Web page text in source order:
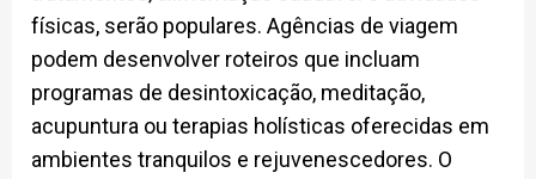
físicas, serão populares. Agências de viagem
podem desenvolver roteiros que incluam
programas de desintoxicação, meditação,
acupuntura ou terapias holísticas oferecidas em
ambientes tranquilos e rejuvenescedores. O